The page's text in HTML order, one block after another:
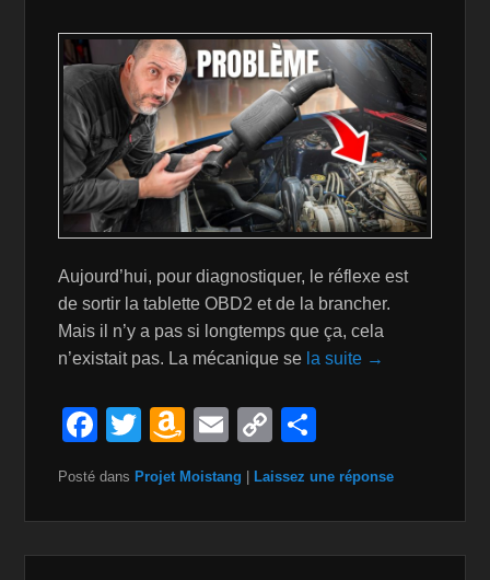
st
Aujourd’hui, pour diagnostiquer, le réflexe est
de sortir la tablette OBD2 et de la brancher.
Mais il n’y a pas si longtemps que ça, cela
n’existait pas. La mécanique se la suite →
F
a
c
e
b
T
wi
tt
er
A
m
a
z
o
E
m
ail
C
o
p
y
Li
ar
ta
g
er
Posté dans Projet Moistang Laissez une réponse